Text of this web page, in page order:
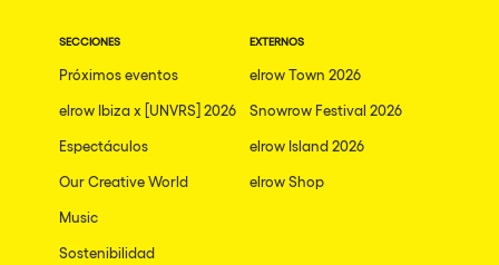
SECCIONES
Próximos eventos
elrow Ibiza x [UNVRS] 2026
Espectáculos
Our Creative World
Music
Sostenibilidad
EXTERNOS
elrow Town 2026
Snowrow Festival 2026
elrow Island 2026
elrow Shop